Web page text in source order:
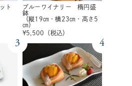
ト
ブルーワイナリー 楕円盛
鉢
（縦19㎝・横23㎝・高さ5
㎝）
¥5,500 （税込）
3 4